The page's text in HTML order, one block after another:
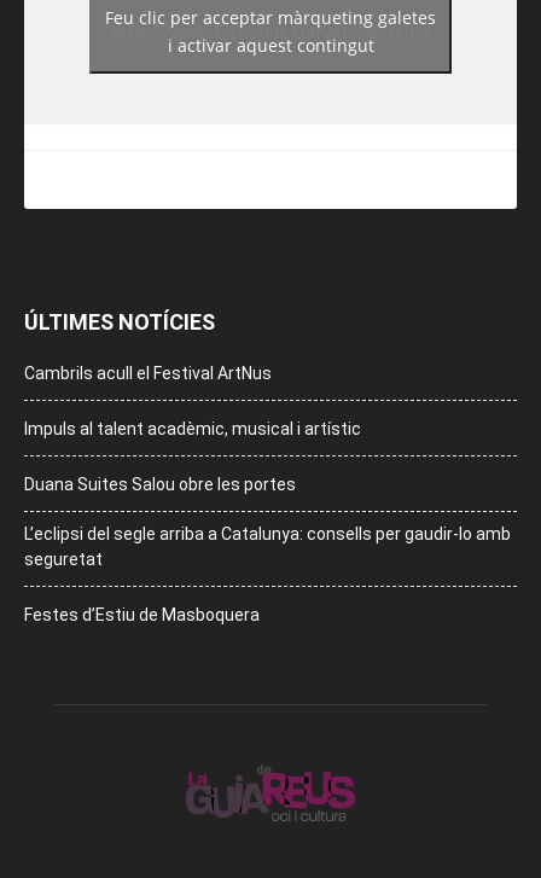
https://www.facebook.com/guiadereus/
Feu clic per acceptar màrqueting galetes
i activar aquest contingut
ÚLTIMES NOTÍCIES
Cambrils acull el Festival ArtNus
Impuls al talent acadèmic, musical i artístic
Duana Suites Salou obre les portes
L’eclipsi del segle arriba a Catalunya: consells per gaudir-lo amb
seguretat
Festes d’Estiu de Masboquera